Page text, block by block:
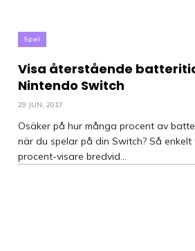
Spel
Visa återstående
Nintendo Switch
29 JUN, 2017
Osäker på hur många procent av
när du spelar på din Switch? Så
procent-visare bredvid...